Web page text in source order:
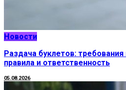
Новости
Раздача буклетов:
правила и ответственность
05.08.2026